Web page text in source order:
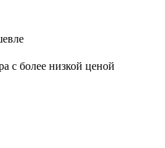
с более низкой ценой